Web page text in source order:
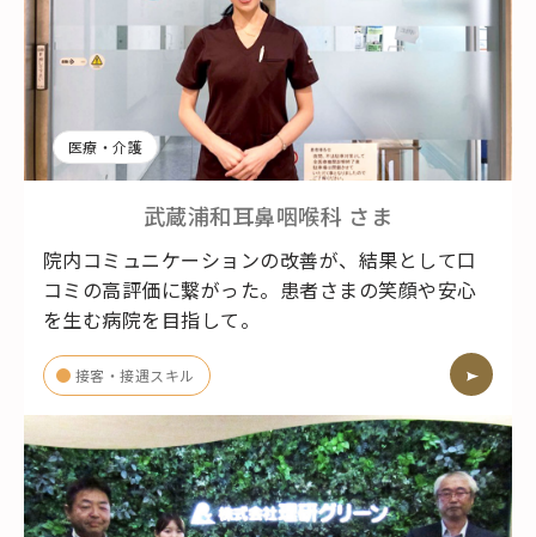
医療・介護
武蔵浦和耳鼻咽喉科 さま
院内コミュニケーションの改善が、結果として口
コミの高評価に繋がった。患者さまの笑顔や安心
を生む病院を目指して。
接客・接遇スキル